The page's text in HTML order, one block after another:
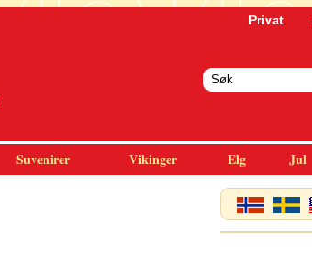
Privat
Suvenirer Vikinger Elg Jul